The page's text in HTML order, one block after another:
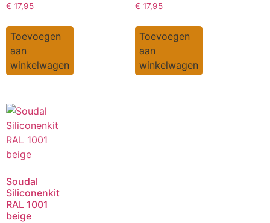
€ 17,95
Toevoegen
aan
winkelwagen
€ 17,95
Toevoegen
aan
winkelwagen
Soudal
Siliconenkit
RAL 1001
beige